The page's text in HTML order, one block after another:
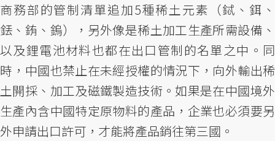
商務部的管制清單追加5種稀土元素（鋱、鉺、
銩、銪、鎢），另外像是稀土加工生產所需設備、
以及鋰電池材料也都在出口管制的名單之中。同
時，中國也禁止在未經授權的情況下，向外輸出稀
土開採、加工及磁鐵製造技術。如果是在中國境外
生產內含中國特定原物料的產品，企業也必須要另
外申請出口許可，才能將產品銷往第三國。